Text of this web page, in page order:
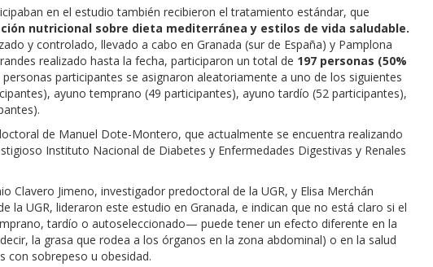
en el estudio también recibieron el tratamiento estándar, que
nutricional sobre dieta mediterránea y estilos de vida saludable.
y controlado, llevado a cabo en Granada (sur de España) y Pamplona
realizado hasta la fecha, participaron un total de 197 personas (50%
personas participantes se asignaron aleatoriamente a uno de los siguientes
ayuno temprano (49 participantes), ayuno tardío (52 participantes),
de Manuel Dote-Montero, que actualmente se encuentra realizando
Instituto Nacional de Diabetes y Enfermedades Digestivas y Renales
Clavero Jimeno, investigador predoctoral de la UGR, y Elisa Merchán
la UGR, lideraron este estudio en Granada, e indican que no está claro si el
tardío o autoseleccionado— puede tener un efecto diferente en la
la grasa que rodea a los órganos en la zona abdominal) o en la salud
con sobrepeso u obesidad.